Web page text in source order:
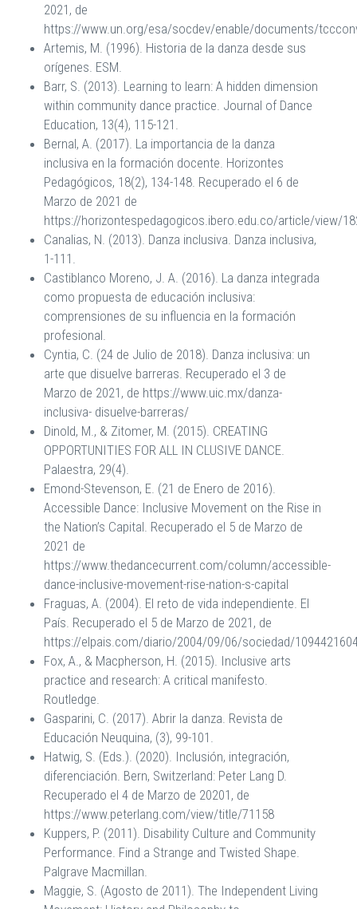
2021, de
https://www.un.org/esa/socdev/enable/documents/
Artemis, M. (1996). Historia de la danza desde sus
orígenes. ESM.
Barr, S. (2013). Learning to learn: A hidden dimension
within community dance practice. Journal of Dance
Education, 13(4), 115-121.
Bernal, A. (2017). La importancia de la danza
inclusiva en la formación docente. Horizontes
Pedagógicos, 18(2), 134-148. Recuperado el 6 de
Marzo de 2021 de
https://horizontespedagogicos.ibero.edu.co/article/view/
Canalias, N. (2013). Danza inclusiva. Danza inclusiva,
1-111.
Castiblanco Moreno, J. A. (2016). La danza integrada
como propuesta de educación inclusiva:
comprensiones de su influencia en la formación
profesional.
Cyntia, C. (24 de Julio de 2018). Danza inclusiva: un
arte que disuelve barreras. Recuperado el 3 de
Marzo de 2021, de https://www.uic.mx/danza-
inclusiva- disuelve-barreras/
Dinold, M., & Zitomer, M. (2015). CREATING
OPPORTUNITIES FOR ALL IN CLUSIVE DANCE.
Palaestra, 29(4).
Emond-Stevenson, E. (21 de Enero de 2016).
Accessible Dance: Inclusive Movement on the Rise in
the Nation’s Capital. Recuperado el 5 de Marzo de
2021 de
https://www.thedancecurrent.com/column/accessible-
dance-inclusive-movement-rise-nation-s-capital
Fraguas, A. (2004). El reto de vida independiente. El
País. Recuperado el 5 de Marzo de 2021, de
https://elpais.com/diario/2004/09/06/sociedad/
Fox, A., & Macpherson, H. (2015). Inclusive arts
practice and research: A critical manifesto.
Routledge.
Gasparini, C. (2017). Abrir la danza. Revista de
Educación Neuquina, (3), 99-101.
Hatwig, S. (Eds.). (2020). Inclusión, integración,
diferenciación. Bern, Switzerland: Peter Lang D.
Recuperado el 4 de Marzo de 20201, de
https://www.peterlang.com/view/title/71158
Kuppers, P. (2011). Disability Culture and Community
Performance. Find a Strange and Twisted Shape.
Palgrave Macmillan.
Maggie, S. (Agosto de 2011). The Independent Living